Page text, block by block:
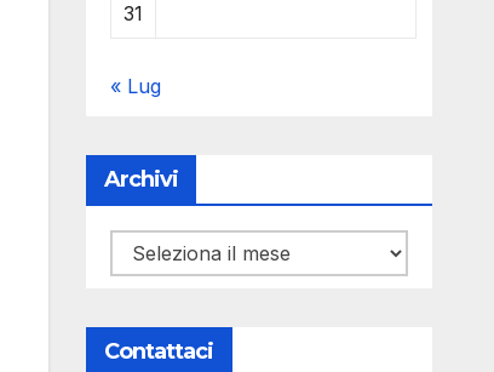
31
« Lug
Archivi
Archivi
Contattaci